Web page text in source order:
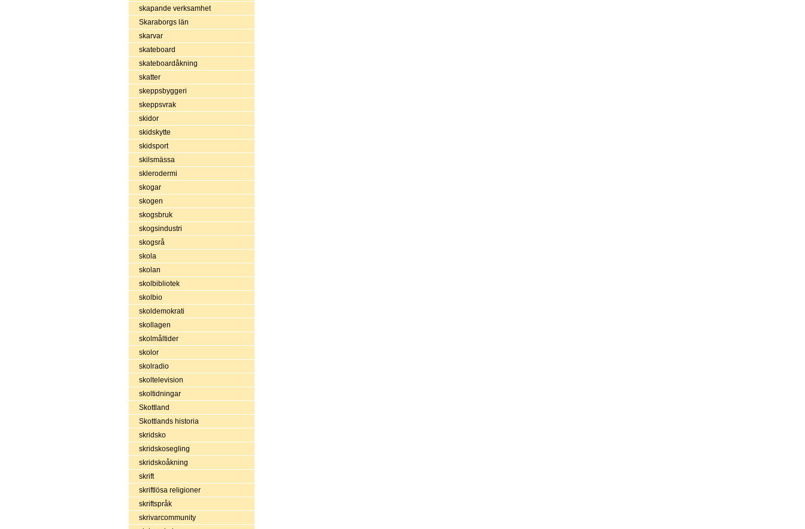
skapande verksamhet
Skaraborgs län
skarvar
skateboard
skateboardåkning
skatter
skeppsbyggeri
skeppsvrak
skidor
skidskytte
skidsport
skilsmässa
sklerodermi
skogar
skogen
skogsbruk
skogsindustri
skogsrå
skola
skolan
skolbibliotek
skolbio
skoldemokrati
skollagen
skolmåltider
skolor
skolradio
skoltelevision
skoltidningar
Skottland
Skottlands historia
skridsko
skridskosegling
skridskoåkning
skrift
skriftlösa religioner
skriftspråk
skrivarcommunity